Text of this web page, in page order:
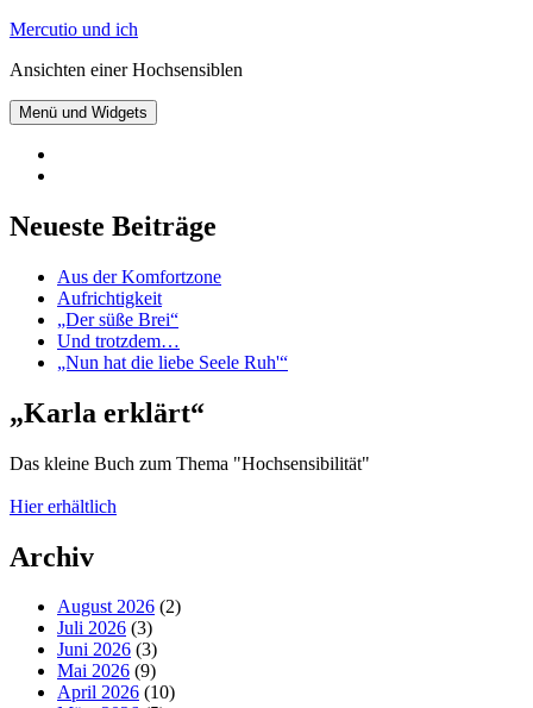
Zum
springen
Mercutio und ich
Ansichten einer Hochsensiblen
Menü und Widgets
Neueste Beiträge
Aus der Komfortzone
Aufrichtigkeit
„Der süße Brei“
Und trotzdem…
„Nun hat die liebe Seele Ruh'“
„Karla erklärt“
Das kleine Buch zum Thema "Hochsensibilität"
Hier erhältlich
Archiv
August 2026 (2)
Juli 2026 (3)
Juni 2026 (3)
Mai 2026 (9)
April 2026 (10)